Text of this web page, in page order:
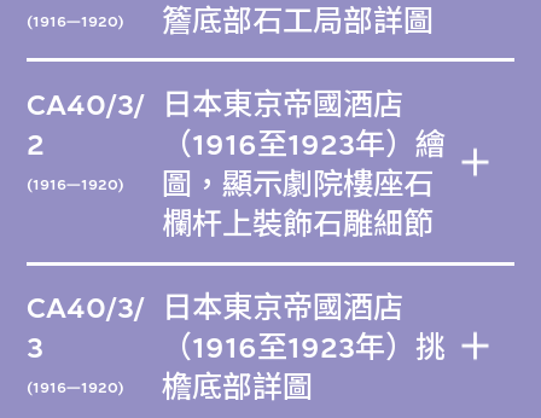
(1916—1920)
簷底部石工局部詳圖
CA40/3/
2
(1916—1920)
日本東京帝國酒店
（1916至1923年）繪
圖，顯示劇院樓座石
欄杆上裝飾石雕細節
CA40/3/
3
(1916—1920)
日本東京帝國酒店
（1916至1923年）挑
檐底部詳圖